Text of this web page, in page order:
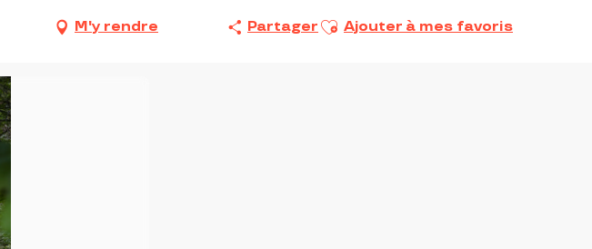
M'y rendre Partager Ajouter aux favoris
Ajouter à mes favoris